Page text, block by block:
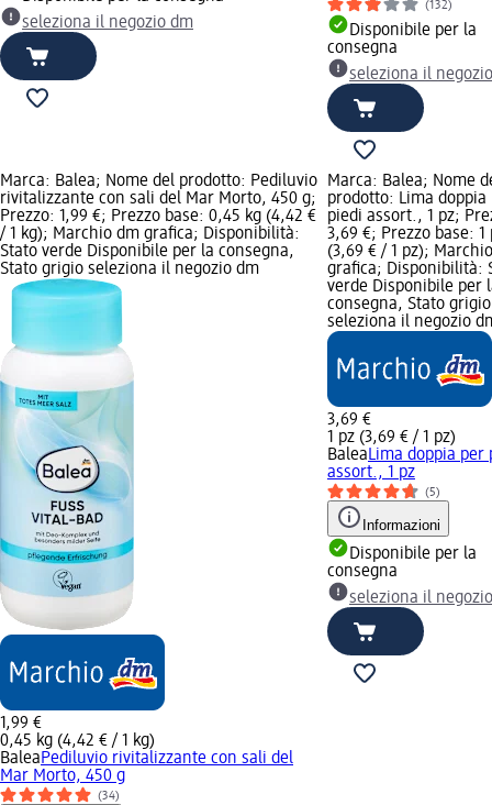
seleziona il negozio dm
(132)
Disponibile per la
consegna
seleziona il
Marca: Balea; Nome del prodotto: Pediluvio
rivitalizzante con sali del Mar Morto, 450 g;
Prezzo: 1,99 €; Prezzo base: 0,45 kg (4,42 €
/ 1 kg); Marchio dm grafica; Disponibilità:
Stato verde Disponibile per la consegna,
Stato grigio seleziona il negozio dm
1,99 €
0,45 kg (4,42 € / 1 kg)
BaleaPediluvio rivitalizzante con sali del
Mar Morto, 450 g
(34)
Marca: Balea; Nome
prodotto: Lima doppia
piedi assort., 1 pz;
3,69 €; Prezzo base: 1
(3,69 € / 1 pz);
grafica; Disponibilità:
verde Disponibile per
consegna, Stato grigio
seleziona il negozio
3,69 €
1 pz (3,69 € / 1 pz)
BaleaLima doppia per
assort., 1 pz
(5)
Informazioni
Disponibile per la
consegna
seleziona il